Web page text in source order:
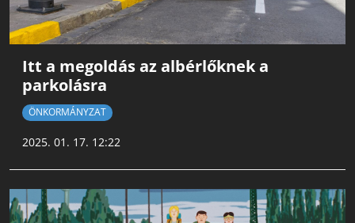
Itt a megoldás az albérlőknek a
parkolásra
ÖNKORMÁNYZAT
2025. 01. 17. 12:22